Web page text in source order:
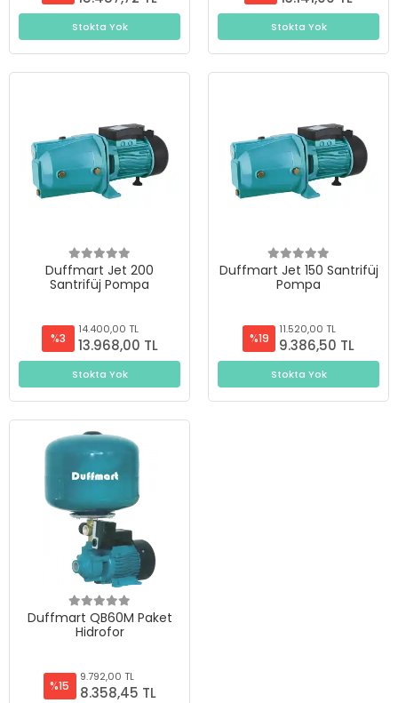
Stokta Yok Stokta Yok
Duffmart Jet 200
Santrifüj Pompa
%3
14.400,00 TL
13.968,00 TL
Stokta Yok
Duffmart Jet 150 Santrifüj
Pompa
%19
11.520,00 TL
9.386,50 TL
Stokta Yok
Duffmart QB60M Paket
Hidrofor
%15
9.792,00 TL
8.358,45 TL